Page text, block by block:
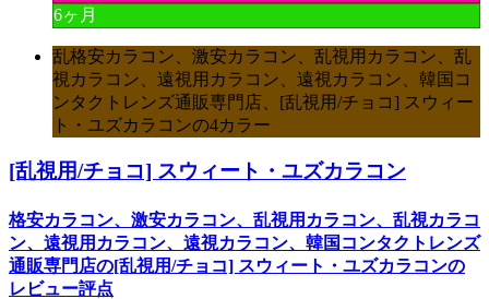
6ヶ月
乱格安カラコン、激安カラコン、乱視用カラコン、乱
視カラコン、遠視用カラコン、遠視カラコン、韓国コ
ンタクトレンズ通販専門店、[乱視用/チョコ] スウィー
ト・ユズカラコンの4カラー
[乱視用/チョコ] スウィート・ユズカラコン
格安カラコン、激安カラコン、乱視用カラコン、乱視カラコ
ン、遠視用カラコン、遠視カラコン、韓国コンタクトレンズ
通販専門店の[乱視用/チョコ] スウィート・ユズカラコンの
レビュー評点